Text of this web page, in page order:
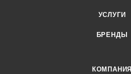
УСЛУГИ
БРЕНДЫ
КОМПАНИЯ